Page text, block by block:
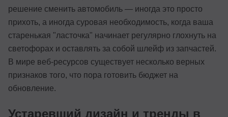
решение сменить автомобиль — иногда это просто
прихоть, а иногда суровая необходимость, когда ваша
старенькая "ласточка" начинает регулярно глохнуть на
светофорах и оставлять за собой шлейф из запчастей.
В мире веб-ресурсов существует несколько верных
признаков того, что пора готовить бюджет на
обновление.
Устаревший дизайн и тренды в